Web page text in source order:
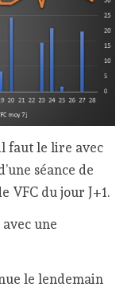
faut le lire avec
séance de
VFC du jour J+1.
une
le lendemain